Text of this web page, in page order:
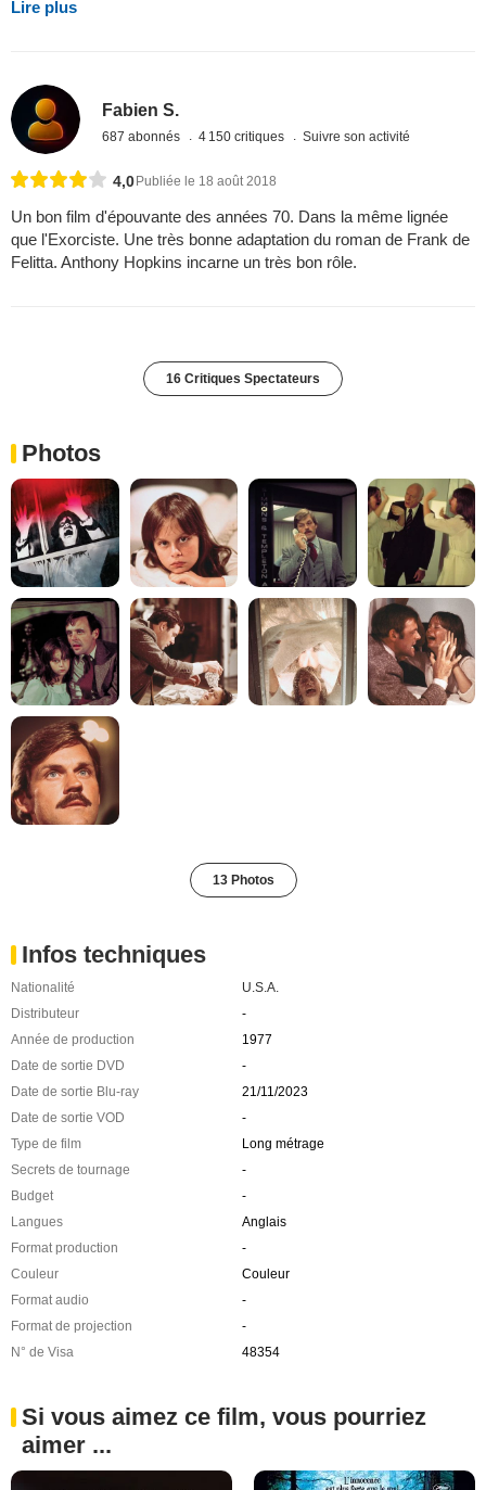
Lire plus
Fabien S.
687 abonnés 4 150 critiques Suivre son activité
4,0 Publiée le 18 août 2018
Un bon film d'épouvante des années 70. Dans la même lignée
que l'Exorciste. Une très bonne adaptation du roman de Frank de
Felitta. Anthony Hopkins incarne un très bon rôle.
16 Critiques Spectateurs
Photos
13 Photos
Infos techniques
Nationalité
U.S.A.
Distributeur
-
Année de production
1977
Date de sortie DVD
-
Date de sortie Blu-ray
21/11/2023
Date de sortie VOD
-
Type de film
Long métrage
Secrets de tournage
-
Budget
-
Langues
Anglais
Format production
-
Couleur
Couleur
Format audio
-
Format de projection
-
N° de Visa
48354
Si vous aimez ce film, vous pourriez
aimer ...